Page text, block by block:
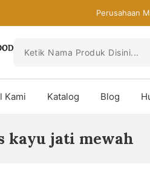
Perusahaan
Kami Katalog Blog
kayu jati mewah